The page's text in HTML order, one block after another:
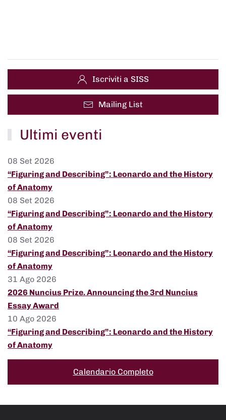
Iscriviti a SISS
Mailing List
Ultimi eventi
08 Set 2026
“Figuring and Describing”: Leonardo and the History
of Anatomy
08 Set 2026
“Figuring and Describing”: Leonardo and the History
of Anatomy
08 Set 2026
“Figuring and Describing”: Leonardo and the History
of Anatomy
31 Ago 2026
2026 Nuncius Prize. Announcing the 3rd Nuncius
Essay Award
10 Ago 2026
“Figuring and Describing”: Leonardo and the History
of Anatomy
Calendario Completo